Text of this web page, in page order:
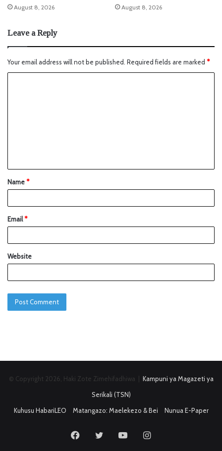
August 8, 2026
August 8, 2026
Leave a Reply
Your email address will not be published. Required fields are marked *
Name*
Email*
Website
© Copyright 2026, Haki Zote Zimehifadhiwa | Kampuni ya Magazeti ya
Serikali (TSN)
Kuhusu HabariLEO
Matangazo: Maelekezo & Bei Nunua E-Paper
FacebookTwitter YouTubeInstagram